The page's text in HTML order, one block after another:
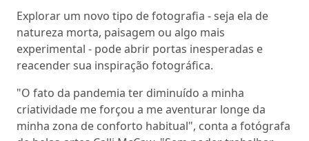
Explorar um novo tipo de fotografia - seja ela de
natureza morta, paisagem ou algo mais
experimental - pode abrir portas inesperadas e
reacender sua inspiração fotográfica.
"O fato da pandemia ter diminuído a minha
criatividade me forçou a me aventurar longe da
minha zona de conforto habitual", conta a fotógrafa